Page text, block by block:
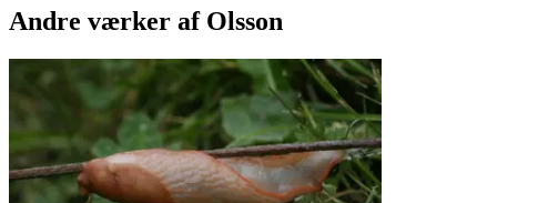
Andre værker af Olsson